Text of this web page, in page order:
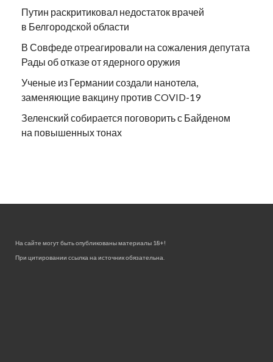
Путин раскритиковал недостаток врачей
в Белгородской области
В Совфеде отреагировали на сожаления депутата
Рады об отказе от ядерного оружия
Ученые из Германии создали нанотела,
заменяющие вакцину против COVID-19
Зеленский собирается поговорить с Байденом
на повышенных тонах
На сайте могут быть опубликованы материалы 18+!
При цитировании ссылка на источник обязательна.